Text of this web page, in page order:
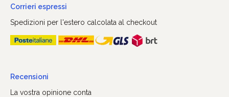
Corrieri espressi
Spedizioni per l'estero calcolata al checkout
Recensioni
La vostra opinione conta